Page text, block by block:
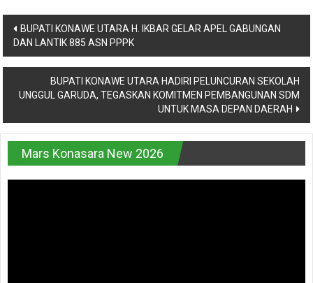
Navigasi
pos
BUPATI KONAWE UTARA H. IKBAR GELAR APEL GABUNGAN
DAN LANTIK 885 ASN PPPK
BUPATI KONAWE UTARA HADIRI PELUNCURAN SEKOLAH
UNGGUL GARUDA, TEGASKAN KOMITMEN PEMBANGUNAN SDM
UNTUK MASA DEPAN DAERAH
Mars Konasara New 2026